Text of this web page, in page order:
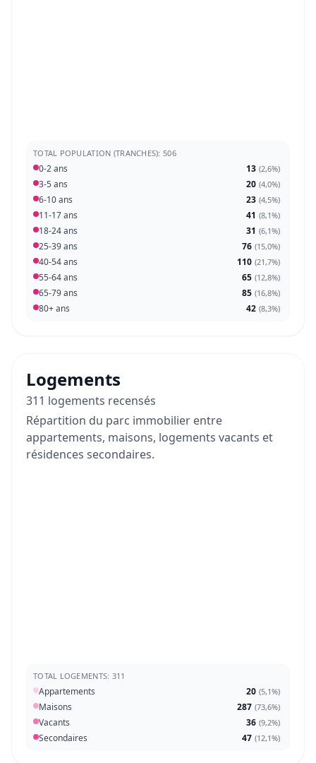
TOTAL POPULATION (TRANCHES): 506
0-2 ans 13 (2,6%)
3-5 ans 20 (4,0%)
6-10 ans 23 (4,5%)
11-17 ans 41 (8,1%)
18-24 ans 31 (6,1%)
25-39 ans 76 (15,0%)
40-54 ans 110 (21,7%)
55-64 ans 65 (12,8%)
65-79 ans 85 (16,8%)
80+ ans 42 (8,3%)
Logements
311 logements recensés
Répartition du parc immobilier entre
appartements, maisons, logements vacants et
résidences secondaires.
TOTAL LOGEMENTS: 311
Appartements 20 (5,1%)
Maisons 287 (73,6%)
Vacants 36 (9,2%)
Secondaires 47 (12,1%)